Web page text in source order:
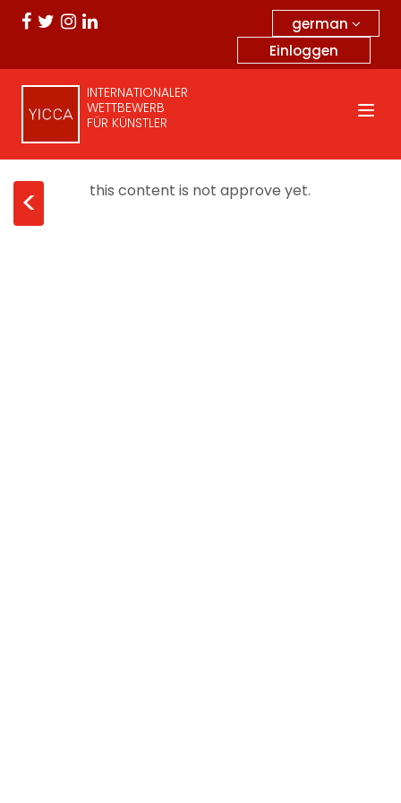
german
Einloggen
INTERNATIONALER
WETTBEWERB
FÜR KÜNSTLER
< this content is not approve yet.